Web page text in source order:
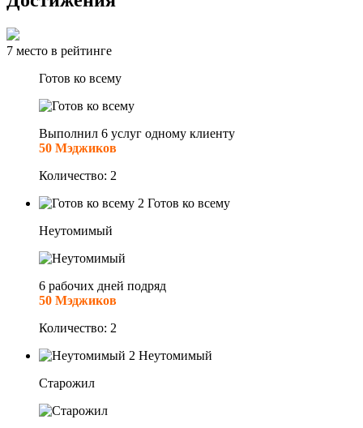
7 место в рейтинге
Готов ко всему
Выполнил 6 услуг одному клиенту
50 Мэджиков
Количество: 2
2 Готов ко всему
Неутомимый
6 рабочих дней подряд
50 Мэджиков
Количество: 2
2 Неутомимый
Старожил